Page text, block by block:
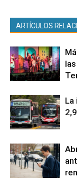
ARTÍCULOS
La